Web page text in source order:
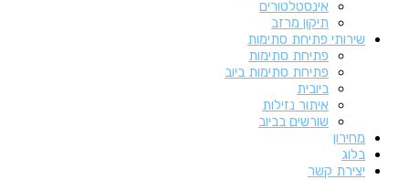
אינסטלטורים
תיקון מרזב
שירותי פתיחת סתימות
פתיחת סתימות
פתיחת סתימות ביוב
ביובית
איתור נזילות
שורשים בביוב
מחירון
בלוג
יצירת קשר